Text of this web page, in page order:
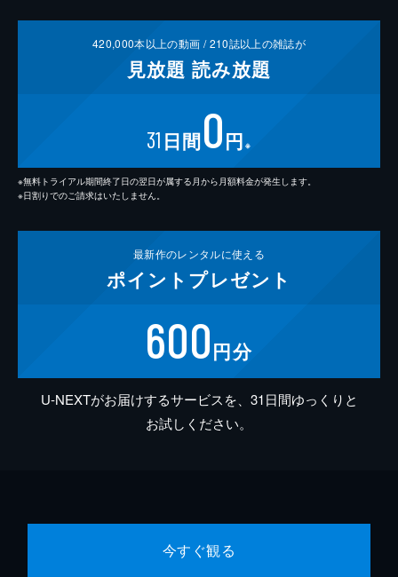
420,000本以上の動画 /210誌以上の雑誌が
見放題 読み放題
31 日間0円 ※
※無料トライアル期間終了日の翌日が属する月から月額料金が発生します。
※日割りでのご請求はいたしません。
最新作のレンタルに使える
ポイント プレゼント
600円分
U-NEXTがお届けするサービスを、31日間ゆっくりと
お試しください。
今すぐ観る